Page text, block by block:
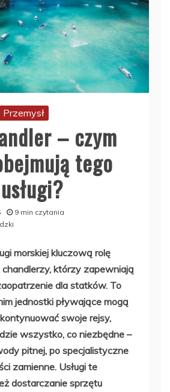
Przemysł
– czym
tego
9 min czytania
morskiej kluczową rolę
którzy zapewniają
dla statków. To
jednostki pływające mogą
swoje rejsy,
wszystko, co niezbędne –
pitnej, po specjalistyczne
zamienne. Usługi te
dostarczanie sprzętu